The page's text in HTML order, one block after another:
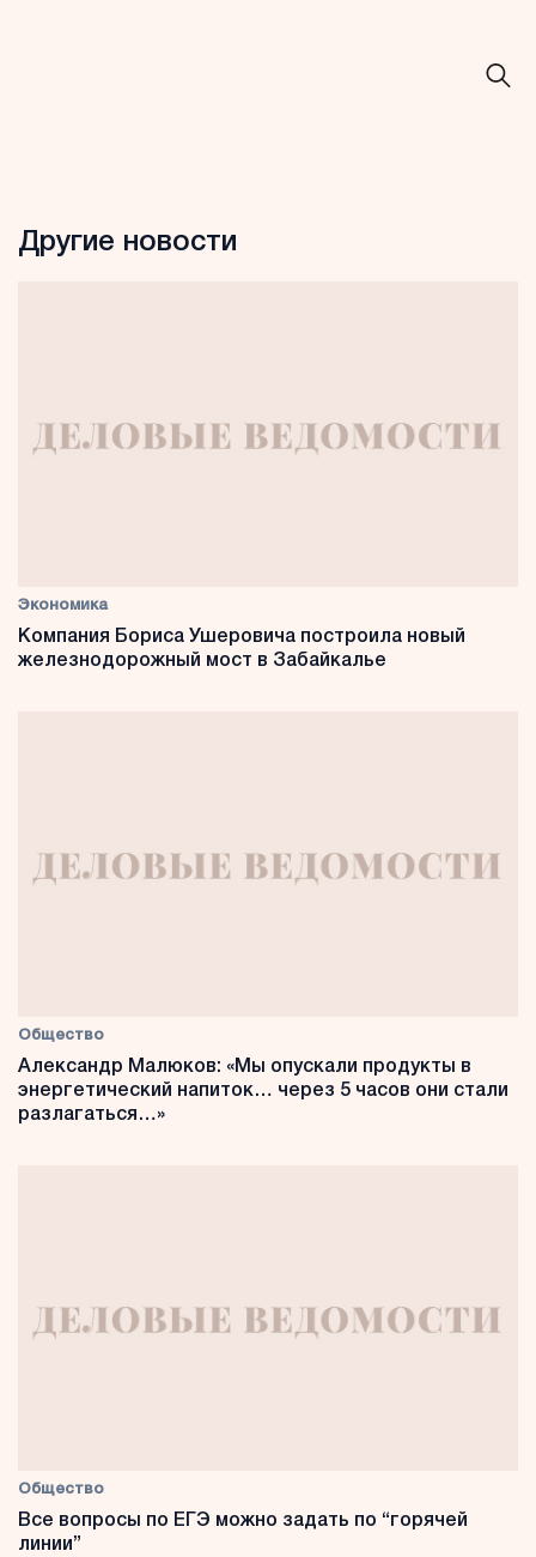
Другие новости
Экономика
Компания Бориса Ушеровича построила новый
железнодорожный мост в Забайкалье
Общество
Александр Малюков: «Мы опускали продукты в
энергетический напиток… через 5 часов они стали
разлагаться…»
Общество
Все вопросы по ЕГЭ можно задать по “горячей
линии”